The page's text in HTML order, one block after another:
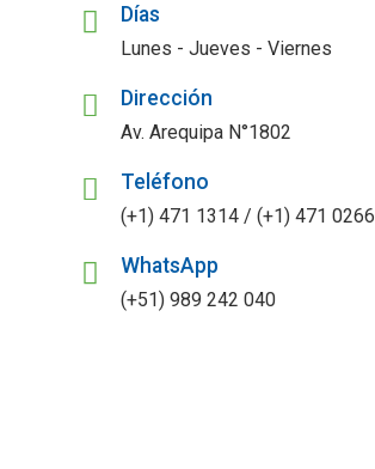
Días
Lunes - Jueves - Viernes
Dirección
Av. Arequipa N°1802
Teléfono
(+1) 471 1314 / (+1) 471 0266
WhatsApp
(+51) 989 242 040